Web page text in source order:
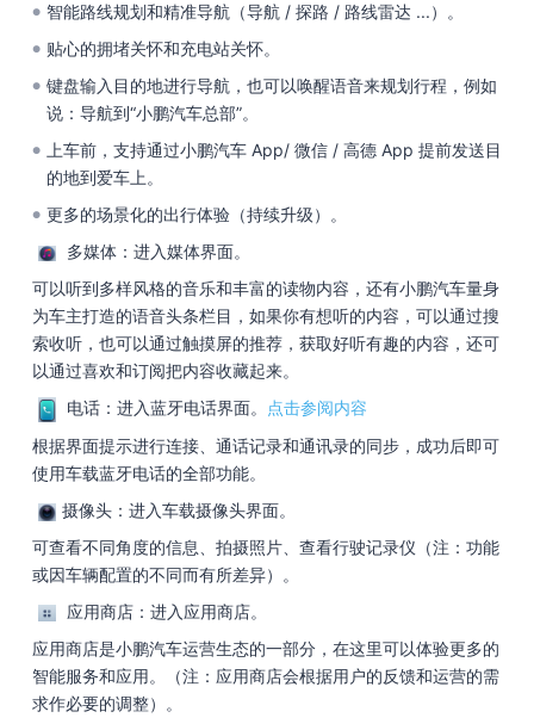
● 智能路线规划和精准导航（导航 / 探路 / 路线雷达 ...）。
● 贴心的拥堵关怀和充电站关怀。
● 键盘输入目的地进行导航，也可以唤醒语音来规划行程，例如
说：导航到“小鹏汽车总部”。
●
上车前，支持通过小鹏汽车 App/ 微信 / 高德 App 提前发送目
的地到爱车上。
● 更多的场景化的出行体验（持续升级）。
多媒体：进入媒体界面。
可以听到多样风格的音乐和丰富的读物内容，还有小鹏汽车量身
为车主打造的语音头条栏目，如果你有想听的内容，可以通过搜
索收听，也可以通过触摸屏的推荐，获取好听有趣的内容，还可
以通过喜欢和订阅把内容收藏起来。
电话：进入蓝牙电话界面。
点击参阅内容
根据界面提示进行连接、通话记录和通讯录的同步，成功后即可
使用车载蓝牙电话的全部功能。
摄像头：进入车载摄像头界面。
可查看不同角度的信息、拍摄照片、查看行驶记录仪（注：功能
或因车辆配置的不同而有所差异）。
应用商店：进入应用商店。
应用商店是小鹏汽车运营生态的一部分，在这里可以体验更多的
智能服务和应用。（注：应用商店会根据用户的反馈和运营的需
求作必要的调整）。